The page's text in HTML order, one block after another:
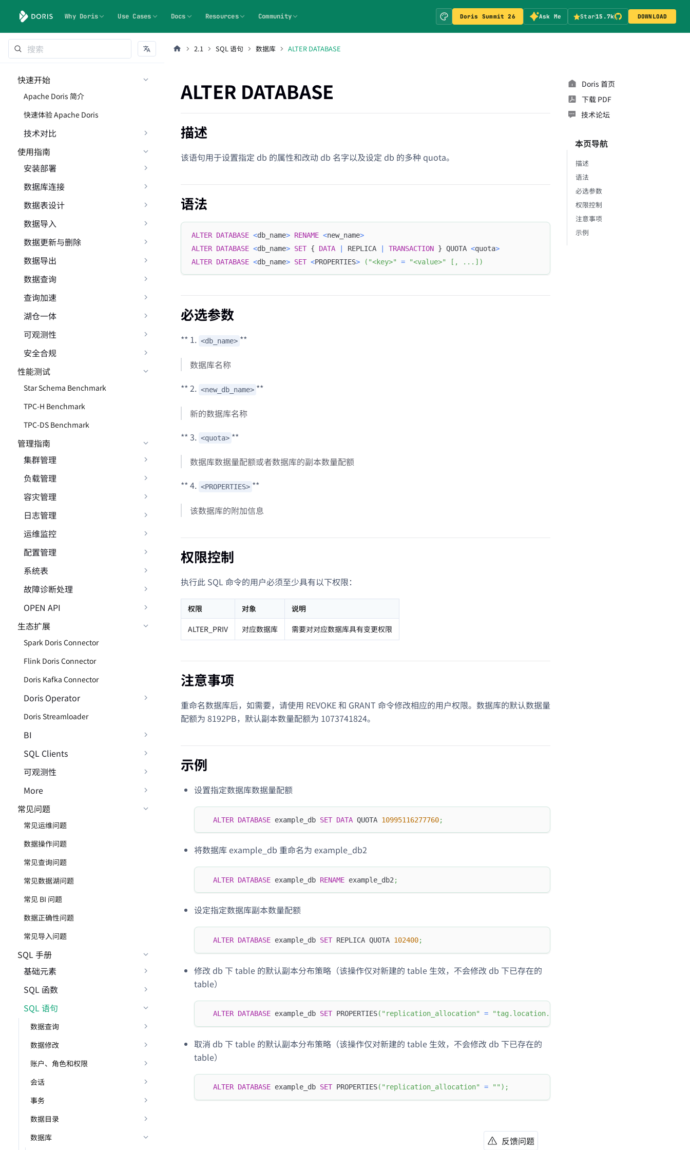
Why Doris Use Cases Docs Resources Community Doris Summit 26 Ask Me Star15.7k DOWNLOAD
快速开始
Apache Doris 简介
快速体验 Apache Doris
技术对比
使用指南
安装部署
数据库连接
数据表设计
数据导入
数据更新与删除
数据导出
数据查询
查询加速
湖仓一体
可观测性
安全合规
性能测试
Star Schema Benchmark
TPC-H Benchmark
TPC-DS Benchmark
管理指南
集群管理
负载管理
容灾管理
日志管理
运维监控
配置管理
系统表
故障诊断处理
OPEN API
生态扩展
Spark Doris Connector
Flink Doris Connector
Doris Kafka Connector
Doris Operator
Doris Streamloader
BI
SQL Clients
可观测性
More
常见问题
常见运维问题
数据操作问题
常见查询问题
常见数据湖问题
常见 BI 问题
数据正确性问题
常见导入问题
SQL 手册
基础元素
SQL 函数
SQL 语句
数据查询
数据修改
账户、角色和权限
会话
事务
数据目录
数据库
2.1 SQL 语句 数据库 ALTER DATABASE
ALTER DATABASE
描述
该语句用于设置指定 db 的属性和改动 db 名字以及设定 db 的多种 quota。
语法
ALTER DATABASE <db_name> RENAME <new_name>
ALTER DATABASE <db_name> SET { DATA REPLICA TRANSACTION } QUOTA <quota>
ALTER DATABASE <db_name> SET <PROPERTIES> ( "<key>" = "<value>" [ , . . . ] )
必选参数
** 1. <db_name> **
数据库名称
** 2. <new_db_name> **
新的数据库名称
** 3. <quota> **
数据库数据量配额或者数据库的副本数量配额
** 4. <PROPERTIES> **
该数据库的附加信息
权限控制
执行此 SQL 命令的用户必须至少具有以下权限：
权限 对象
说明
ALTER_PRIV
对应数据库 需要对对应数据库具有变更权限
注意事项
重命名数据库后，如需要，请使用 REVOKE 和 GRANT 命令修改相应的用户权限。数据库的默认数据量
配额为 8192PB，默认副本数量配额为 1073741824。
示例
设置指定数据库数据量配额
ALTER DATABASE example_db SET DATA QUOTA 10995116277760;
将数据库 example_db 重命名为 example_db2
ALTER DATABASE example_db RENAME example_db2 ;
设定指定数据库副本数量配额
ALTER DATABASE example_db SET REPLICA QUOTA 102400;
修改 db 下 table 的默认副本分布策略（该操作仅对新建的 table 生效，不会修改 db 下已存在的
table）
ALTER DATABASE example_db SET PROPERTIES( "replication_allocation" = "tag.location.default:2"
取消 db 下 table 的默认副本分布策略（该操作仅对新建的 table 生效，不会修改 db 下已存在的
table）
ALTER DATABASE example_db SET PROPERTIES( "replication_allocation" = "" ) ;
反馈问题
Doris 首页
下载 PDF
技术论坛
本页导航
描述
语法
必选参数
权限控制
注意事项
示例